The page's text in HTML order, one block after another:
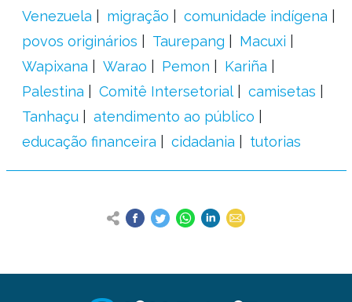
Venezuela
migração
comunidade indígena
povos originários
Taurepang
Macuxi
Wapixana
Warao Pemon
Kariña
Palestina
Comitê Intersetorial
camisetas
Tanhaçu
atendimento ao público
educação financeira
cidadania tutorias